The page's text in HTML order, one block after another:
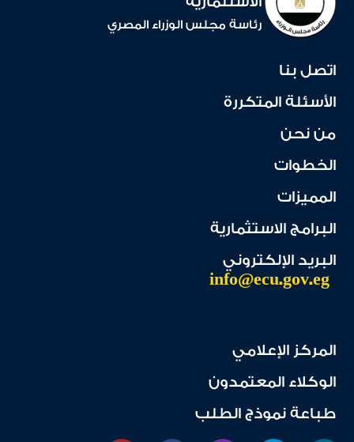
رئاسة مجلس الوزراء المصري
اتصل بنا
الأسئلة المتكررة
من نحن
الخطوات
المميزات
البرامج الاستثمارية
البريد الإلكتروني
info@ecu.gov.eg
المركز الإعلامي
الوكلاء المعتمدون
طباعة نموذج الطلب